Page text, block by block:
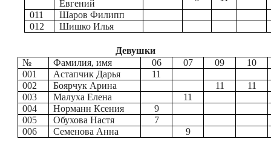
Евгений
011
Шаров Филипп
012
Шишко Илья
Девушки
№
Фамилия, имя 06 07 09
10
001
Астапчик Дарья
11
002
Боярчук Арина 11
11
003
Малуха Елена
11
004
Норманн Ксения
9
005
Обухова Настя
7
006
Семенова Анна 9